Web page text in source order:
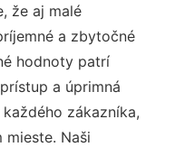
že aj malé
a zbytočné
hodnoty patrí
a úprimná
zákazníka,
Naši